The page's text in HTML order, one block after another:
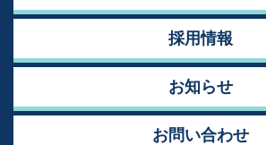
採用情報
お知らせ
お問い合わせ